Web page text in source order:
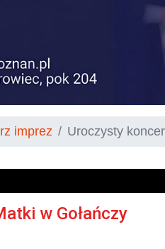
imprez Uroczysty
w Gołańczy